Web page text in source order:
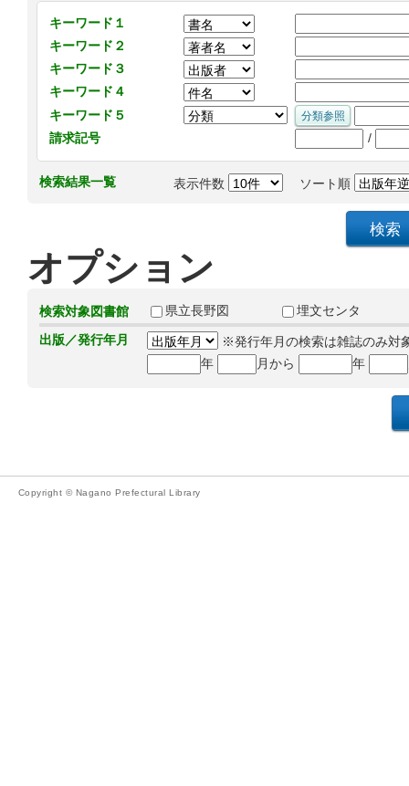
キーワード１
キーワード２
キーワード３
キーワード４
キーワード５
請求記号
/
検索結果一覧 表示件数 ソート順
オプション
検索対象図書館 県立長野図
埋文センタ
出版／発行年月
※発行年月の検索は雑誌のみ対
年
月から 年
Copyright © Nagano Prefectural Library